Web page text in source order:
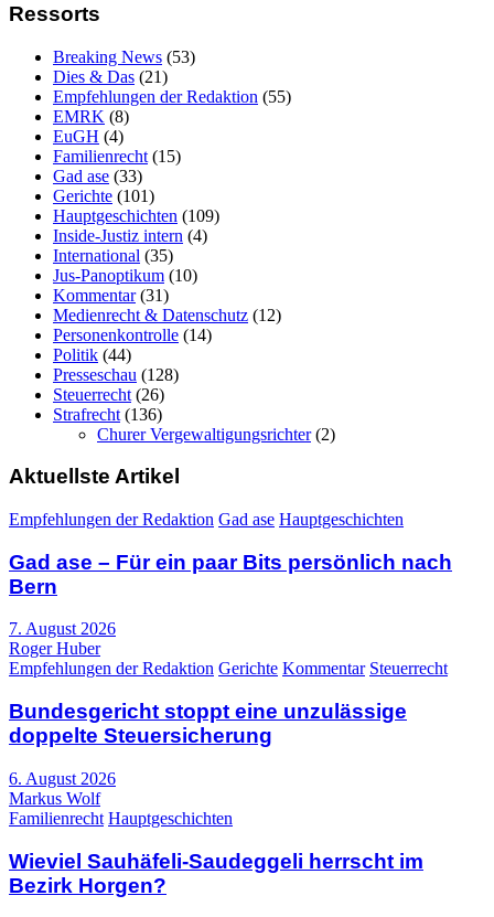
Ressorts
Breaking News (53)
Dies & Das (21)
Empfehlungen der Redaktion (55)
EMRK (8)
EuGH (4)
Familienrecht (15)
Gad ase (33)
Gerichte (101)
Hauptgeschichten (109)
Inside-Justiz intern (4)
International (35)
Jus-Panoptikum (10)
Kommentar(31)
Medienrecht & Datenschutz (12)
Personenkontrolle (14)
Politik (44)
Presseschau (128)
Steuerrecht (26)
Strafrecht (136)
Churer Vergewaltigungsrichter(2)
Aktuellste Artikel
Empfehlungen der Redaktion Gad ase Hauptgeschichten
Gad ase – Für ein paar Bits persönlich nach
Bern
7. August 2026
Roger Huber
Empfehlungen der Redaktion Gerichte Kommentar Steuerrecht
Bundesgericht stoppt eine unzulässige
doppelte Steuersicherung
6. August 2026
Markus Wolf
Familienrecht Hauptgeschichten
Wieviel Sauhäfeli-Saudeggeli herrscht im
Bezirk Horgen?